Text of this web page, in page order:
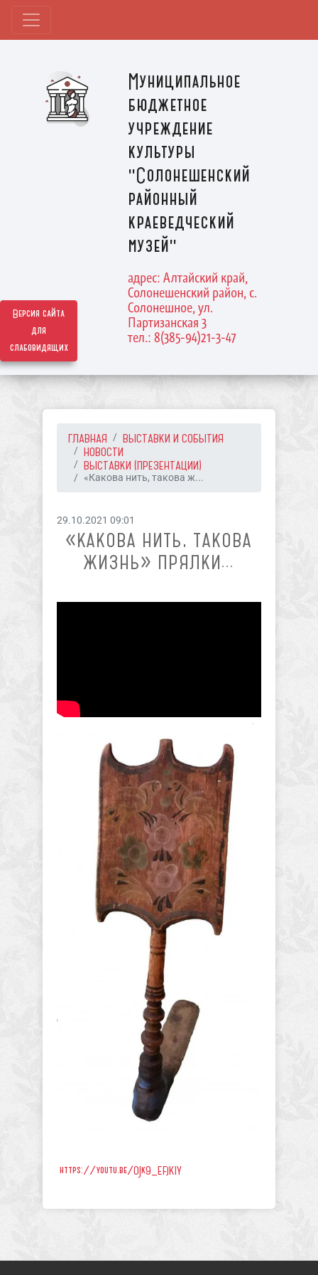
Версия сайта
для
слабовидящих
Муниципальное
бюджетное
учреждение
культуры
"Солонешенский
районный
краеведческий
музей"
адрес: Алтайский край,
Солонешенский район, с.
Солонешное, ул.
Партизанская 3
тел.: 8(385-94)21-3-47
ГЛАВНАЯ
ВЫСТАВКИ И СОБЫТИЯ
НОВОСТИ
ВЫСТАВКИ (ПРЕЗЕНТАЦИИ)
«Какова нить, такова ж...
29.10.2021 09:01
«КАКОВА НИТЬ, ТАКОВА
ЖИЗНЬ» ПРЯЛКИ...
https://youtu.be/OJk9_EFjKIY